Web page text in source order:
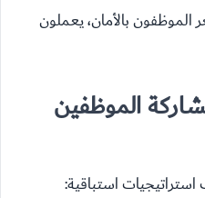
الموظفون بالأمان، يعملون
الموظفين
استباقية: